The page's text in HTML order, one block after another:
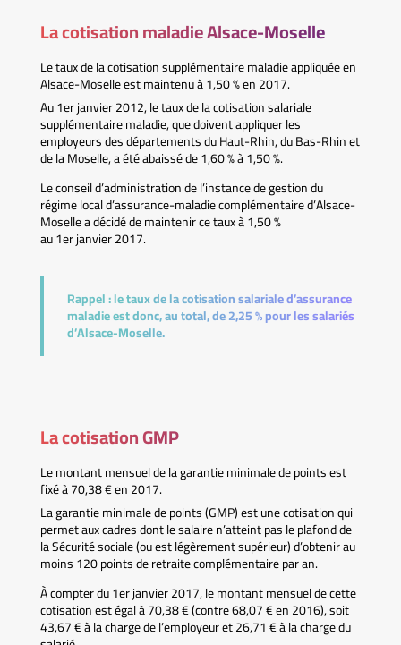
La cotisation maladie Alsace-Moselle
Le taux de la cotisation supplémentaire maladie appliquée en
Alsace-Moselle est maintenu à 1,50 % en 2017.
Au 1er janvier 2012, le taux de la cotisation salariale
supplémentaire maladie, que doivent appliquer les
employeurs des départements du Haut-Rhin, du Bas-Rhin et
de la Moselle, a été abaissé de 1,60 % à 1,50 %.
Le conseil d’administration de l’instance de gestion du
régime local d’assurance-maladie complémentaire d’Alsace-
Moselle a décidé de maintenir ce taux à 1,50 %
au 1er janvier 2017.
Rappel :le taux de la cotisation salariale d’assurance
maladie est donc, au total, de 2,25 % pour les salariés
d’Alsace-Moselle.
La cotisation GMP
Le montant mensuel de la garantie minimale de points est
fixé à 70,38 € en 2017.
La garantie minimale de points (GMP) est une cotisation qui
permet aux cadres dont le salaire n’atteint pas le plafond de
la Sécurité sociale (ou est légèrement supérieur) d’obtenir au
moins 120 points de retraite complémentaire par an.
À compter du 1er janvier 2017, le montant mensuel de cette
cotisation est égal à 70,38 € (contre 68,07 € en 2016), soit
43,67 € à la charge de l’employeur et 26,71 € à la charge du